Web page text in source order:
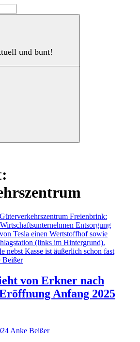
und bunt!
von Erkner nach
Anfang 2025
Anke Beißer